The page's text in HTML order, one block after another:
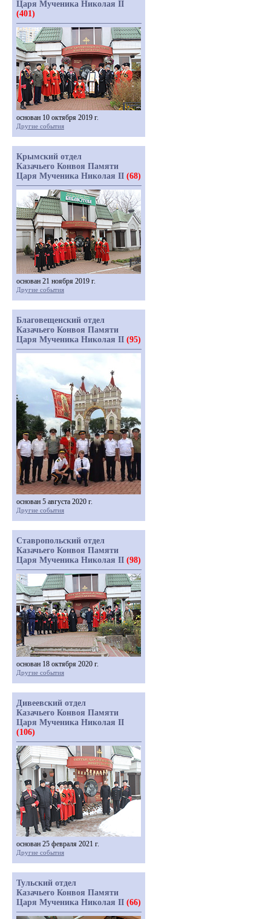
Царя Мученика Николая II
(401)
основан 10 октября 2019 г.
Другие события
Крымский отдел
Казачьего Конвоя Памяти
Царя Мученика Николая II (68)
основан 21 ноября 2019 г.
Другие события
Благовещенский отдел
Казачьего Конвоя Памяти
Царя Мученика Николая II (95)
основан 5 августа 2020 г.
Другие события
Ставропольский отдел
Казачьего Конвоя Памяти
Царя Мученика Николая II (98)
основан 18 октября 2020 г.
Другие события
Дивеевский отдел
Казачьего Конвоя Памяти
Царя Мученика Николая II
(106)
основан 25 февраля 2021 г.
Другие события
Тульский отдел
Казачьего Конвоя Памяти
Царя Мученика Николая II (66)